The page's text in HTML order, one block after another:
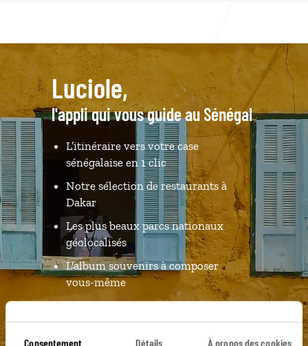
Consentement Détails À propos des cookies
Luciole,
l'appli qui vous guide au Sénégal
L’itinéraire vers votre case
sénégalaise en 1 clic
Notre sélection de restaurants à
Dakar
Les plus beaux parcs nationaux
géolocalisés
L'album souvenirs à composer
vous-même